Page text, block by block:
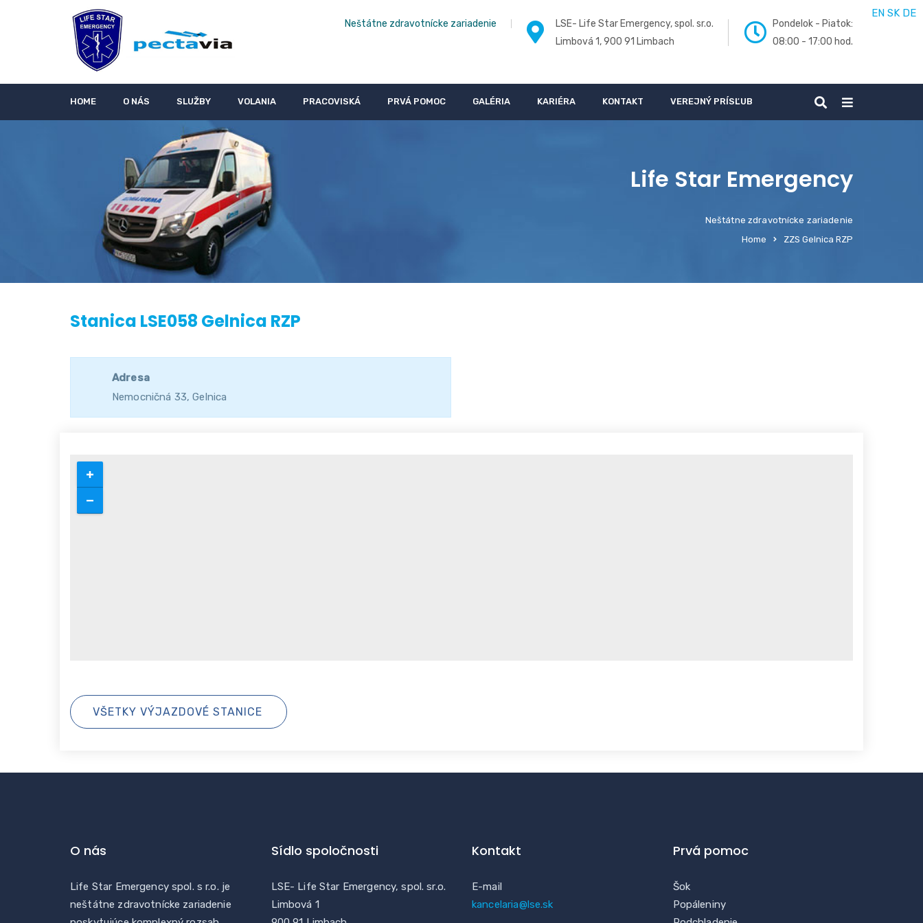
Neštátne zdravotnícke zariadenie
LSE- Life Star Emergency, spol. sr.o.
Limbová 1, 900 91 Limbach
Pondelok - Piatok:
08:00 - 17:00 hod.
HOME O NÁS SLUŽBY VOLANIA PRACOVISKÁ PRVÁ POMOC GALÉRIA KARIÉRA KONTAKT VEREJNÝ PRÍSĽUB
Life Star Emergency
Neštátne zdravotnícke zariadenie
Home
ZZS Gelnica RZP
Stanica LSE058 Gelnica RZP
Adresa
Nemocničná 33, Gelnica
VŠETKY VÝJAZDOVÉ STANICE
O nás
Life Star Emergency spol. s r.o. je
neštátne zdravotnícke zariadenie
Sídlo spoločnosti
LSE- Life Star Emergency, spol. sr.o.
Limbová 1
Kontakt
E-mail
kancelaria@lse.sk
Prvá pomoc
Šok
Popáleniny
EN SK DE